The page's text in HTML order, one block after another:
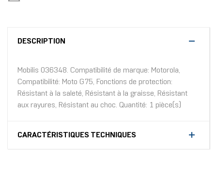
DESCRIPTION
Mobilis 036348. Compatibilité de marque: Motorola,
Compatibilité: Moto G75, Fonctions de protection:
Résistant à la saleté, Résistant à la graisse, Résistant
aux rayures, Résistant au choc. Quantité: 1 pièce(s)
CARACTÉRISTIQUES TECHNIQUES